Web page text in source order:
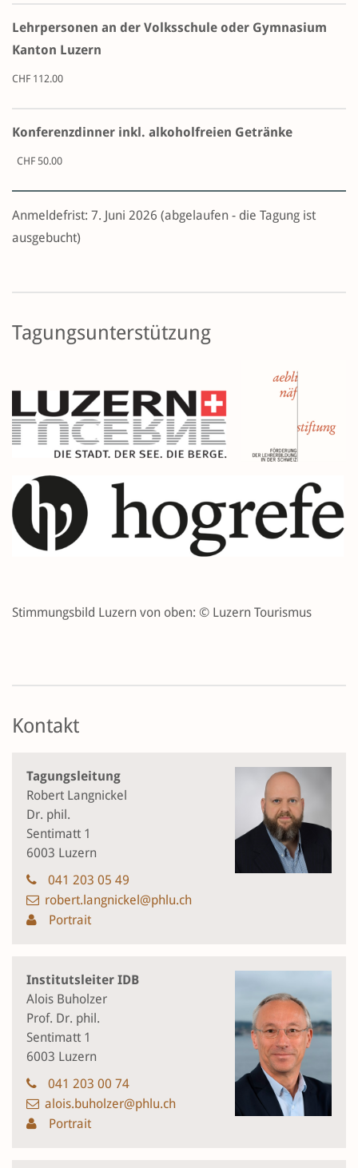
Lehrpersonen an der Volksschule oder Gymnasium
Kanton Luzern
CHF 112.00
Konferenzdinner inkl. alkoholfreien Getränke
CHF 50.00
Anmeldefrist: 7. Juni 2026 (abgelaufen - die Tagung ist
ausgebucht)
Tagungsunterstützung
Stimmungsbild Luzern von oben: © Luzern Tourismus
Kontakt
Tagungsleitung
Robert Langnickel
Dr. phil.
Sentimatt 1
6003 Luzern
041 203 05 49
robert.langnickel@phlu.ch
Portrait
Institutsleiter IDB
Alois Buholzer
Prof. Dr. phil.
Sentimatt 1
6003 Luzern
041 203 00 74
alois.buholzer@phlu.ch
Portrait